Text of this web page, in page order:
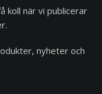
koll när vi publicerar
nyheter och